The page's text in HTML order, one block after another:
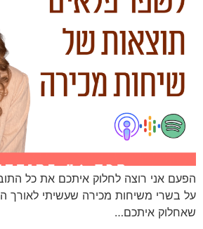
הפעם אני רוצה לחלוק איתכם את כל
על בשרי משיחות מכירה שעשיתי לאורך
שאחלוק איתכם…